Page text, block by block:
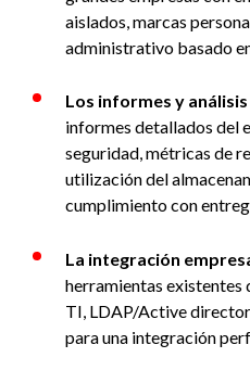
aislados, marcas
administrativo basado
Los informes y
informes detallados del
seguridad, métricas de
utilización del
cumplimiento con
La integración
herramientas existentes
TI, LDAP/Active
para una integración